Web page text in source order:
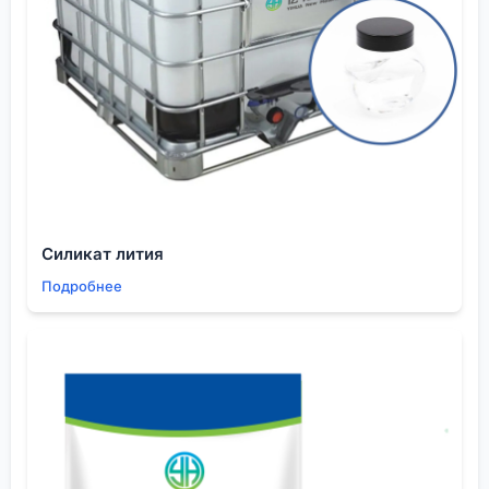
большинство торговых компаний, просто
перепродающих товар с завода, не дотягивает.
Провалы и уроки: когда не срастается даже с
хорошим поставщиком
Не всё, конечно, бывает гладко. Был у меня опыт
работы с одним, казалось бы, идеальным
производителем — современный завод, все
сертификаты, готовность делать мелкие партии
поставки растянулся на четыре месяца вместо
производства этой специфической марки, чтобы
информировать нас об задержках в процессе.
Доверие было подорвано, несмотря на качество
Силикат лития
Подробнее